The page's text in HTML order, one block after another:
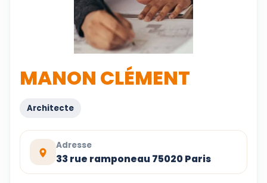
MANON CLÉMENT
Architecte
Adresse
33 rue ramponeau 75020 Paris